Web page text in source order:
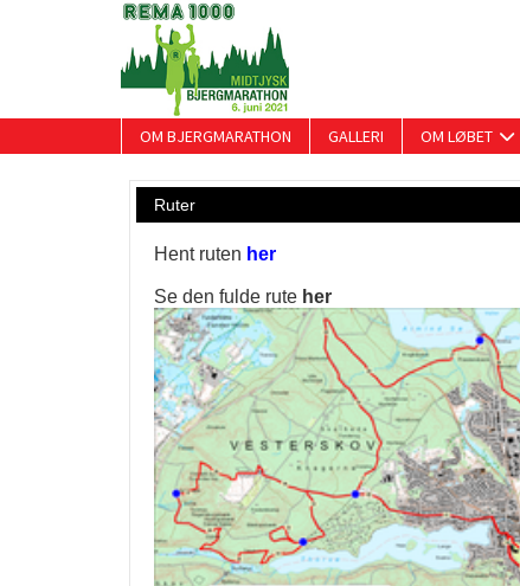
OM BJERGMARATHON GALLERI OM LØBET
Ruter
Hent ruten her
Se den fulde rute her